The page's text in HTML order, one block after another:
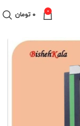
0 ۰ تومان